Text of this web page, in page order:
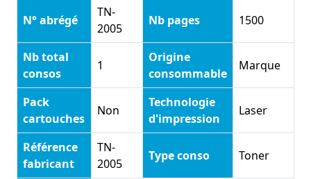
N° abrégé
TN-
2005
Nb pages 1500
Nb total
consos
1
Origine
consommable
Marque
Pack
cartouches
Non
Technologie
d'impression
Laser
Référence
fabricant
TN-
2005
Type conso Toner